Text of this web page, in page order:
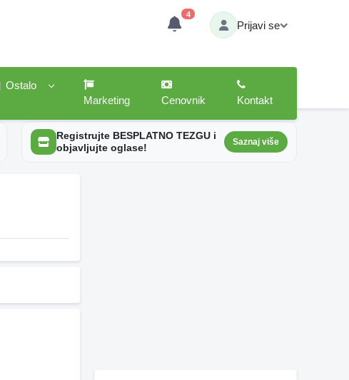
4
Prijavi se
Ostalo
Marketing
Cenovnik Kontakt
Registrujte BESPLATNO TEZGU i
objavljujte oglase!
Saznaj više